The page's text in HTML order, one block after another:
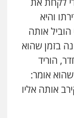
והיא
אותה
בזמן שהוא
הוריד
אומר:
אותה אליו